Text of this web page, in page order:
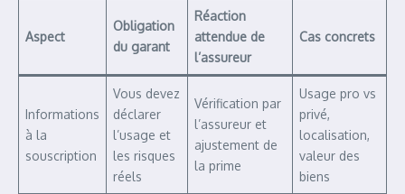
Aspect
Obligation
du garant
Réaction
attendue de
l’assureur
Cas concrets
Informations
à la
souscription
Vous devez
déclarer
l’usage et
les risques
réels
Vérification par
l’assureur et
ajustement de
la prime
Usage pro vs
privé,
localisation,
valeur des
biens